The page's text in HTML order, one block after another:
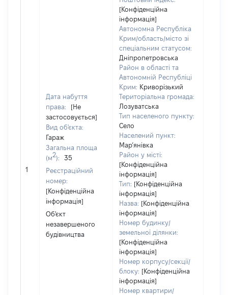
1
Дата набуття
права:
[Не
застосовується]
Вид об'єкта:
Гараж
Загальна площа
(м2):
35
Реєстраційний
номер:
[Конфіденційна
інформація]
Об'єкт
незавершеного
будівництва
[Конфіденційна
інформація]
Автономна Республіка
Крим/область/місто зі
спеціальним статусом:
Дніпропетровська
Район в області та
Автономній Республіці
Крим: Криворізький
Територіальна громада:
Лозуватська
Тип населеного пункту:
Село
Населений пункт:
Мар’янівка
Район у місті:
[Конфіденційна
інформація]
Тип: [Конфіденційна
інформація]
Назва: [Конфіденційна
інформація]
Номер будинку/
земельної ділянки:
[Конфіденційна
інформація]
Номер корпусу/секції/
блоку: [Конфіденційна
інформація]
Номер квартири/